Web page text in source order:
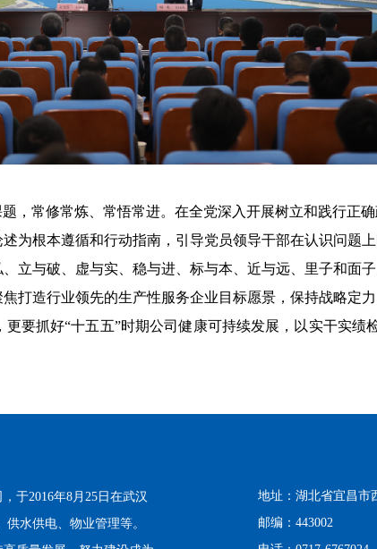
常修常炼、常悟常进。在全党深入开展树立和践行正
为根本遵循和行动指南，引导党员领导干部在认识问题
立与破、虚与实、稳与进、标与本、近与远、里子和面
打造行业领先的生产性服务企业目标愿景，保持战略定
要抓好“十五五”时期公司健康可持续发展，以实干实绩
于2016年8月25日在武汉
水供电、物业管理等。
地址：湖北省宜昌市
邮编：443002